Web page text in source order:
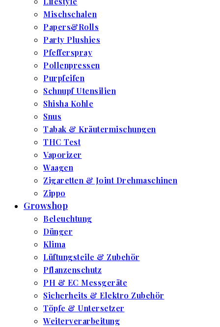
Mischschalen
Papers&Rolls
Party Plushies
Pfefferspray
Pollenpressen
Purpfeifen
Schnupf Utensilien
Shisha Kohle
Snus
Tabak & Kräutermischungen
THC Test
Vaporizer
Waagen
Zigaretten & Joint Drehmaschinen
Zippo
Growshop
Beleuchtung
Dünger
Klima
Lüftungsteile & Zubehör
Pflanzenschutz
PH & EC Messgeräte
Sicherheits & Elektro Zubehör
Töpfe & Untersetzer
Weiterverarbeitung